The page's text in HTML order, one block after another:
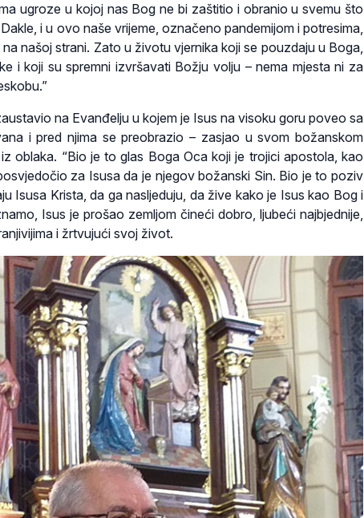
ugroze u kojoj nas Bog ne bi zaštitio i obranio u svemu što
i u ovo naše vrijeme, označeno pandemijom i potresima,
našoj strani. Zato u životu vjernika koji se pouzdaju u Boga,
i koji su spremni izvršavati Božju volju – nema mjesta ni za
na Evanđelju u kojem je Isus na visoku goru poveo sa
i pred njima se preobrazio – zasjao u svom božanskom
oblaka. “Bio je to glas Boga Oca koji je trojici apostola, kao
za Isusa da je njegov božanski Sin. Bio je to poziv
Isusa Krista, da ga nasljeduju, da žive kako je Isus kao Bog i
Isus je prošao zemljom čineći dobro, ljubeći najbjednije,
i žrtvujući svoj život.